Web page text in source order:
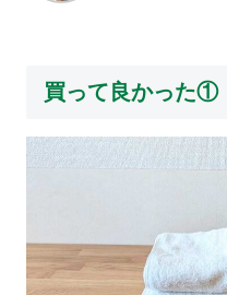
買って良かった①